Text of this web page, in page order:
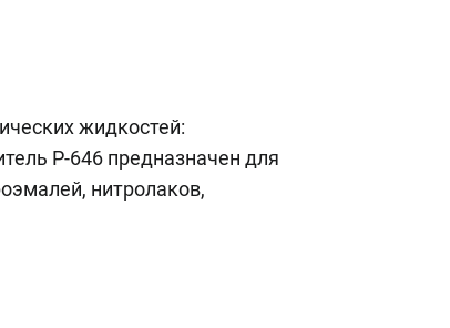
жидкостей:
Р-646 предназначен для
нитролаков,